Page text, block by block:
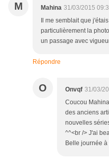
M Mahina 31/03/2015
Il me semblait que
particulièrement la
un passage avec
Répondre
O Onvqf 31/03/
Coucou
des anciens
nouvelles
^^<br /> J'ai
Belle journée